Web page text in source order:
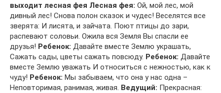
выходит лесная фея Лесная фея: Ой, мой лес, мой
дивный лес! Снова полон сказок и чудес! Веселятся все
зверята: И лисята, и зайчата. Поют птицы до зари,
распевают соловьи. Ожила вся Земля Вы спасли ее
друзья! Ребенок: Давайте вместе Землю украшать,
Сажать сады, цветы сажать повсюду. Ребенок: Давайте
вместе Землю уважать И относиться с нежностью, как к
чуду! Ребенок: Мы забываем, что она у нас одна –
Неповторимая, ранимая, живая. Ведущий: Прекрасная: